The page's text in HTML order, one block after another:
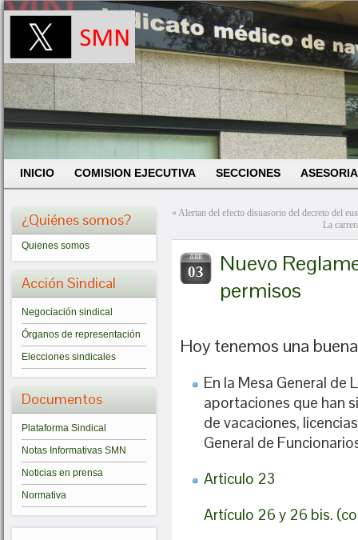
INICIO COMISION EJECUTIVA SECCIONES
¿Quiénes somos?
Quienes somos
Acción Sindical
Negociación sindical
Órganos de representación
Elecciones sindicales
Documentos
Plataforma Sindical
Notas Informativas SMN
Noticias en prensa
Normativa
«Alertan del efecto disuasorio del decreto del
La
ABR
03
Nuevo
permisos
Hoy tenemos una
En la Mesa General de
aportaciones que han
de vacaciones,
General de
Articulo 23
Artículo 26 y 26 bis.